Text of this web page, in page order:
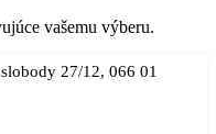
vašemu výberu.
27/12, 066 01